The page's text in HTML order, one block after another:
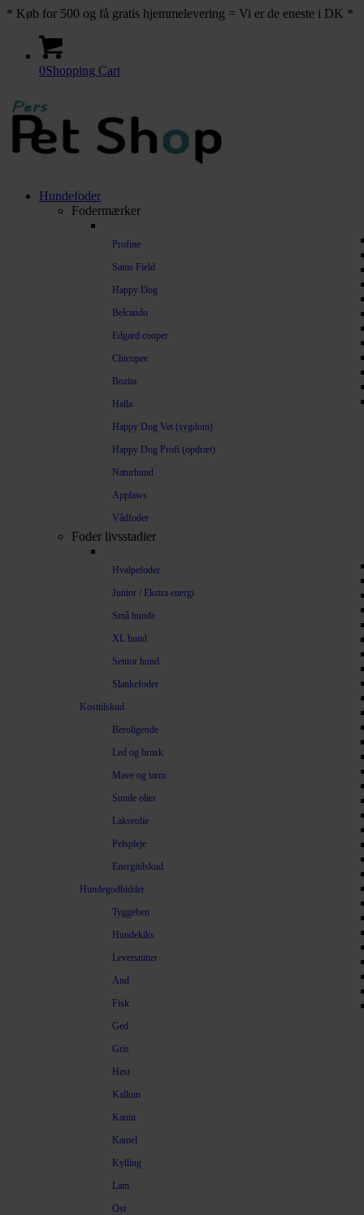
* Køb for 500 og få gratis hjemmelevering = Vi er de eneste i DK *
0Shopping Cart
Hundefoder
Fodermærker
Profine
Sams Field
Happy Dog
Belcando
Edgard cooper
Chicopee
Bozita
Halla
Happy Dog Vet (sygdom)
Happy Dog Profi (opdræt)
Naturhund
Applaws
Vådfoder
Foder livsstadier
Hvalpefoder
Junior / Ekstra energi
Små hunde
XL hund
Senior hund
Slankefoder
Kosttilskud
Beroligende
Led og brusk
Mave og tarm
Sunde olier
Lakseolie
Pelspleje
Energitilskud
Hundegodbidder
Tyggeben
Hundekiks
Leversnitter
And
Fisk
Ged
Gris
Hest
Kalkun
Kanin
Kamel
Kylling
Lam
Ost